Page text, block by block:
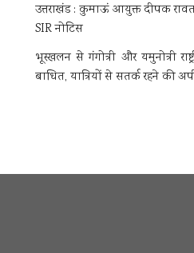
उत्तराखंड : कुमाऊं आयुक्त दीपक
SIR नोटिस
भूस्खलन से गंगोत्री और यमुनोत्री
बाधित, यात्रियों से सतर्क रहने की